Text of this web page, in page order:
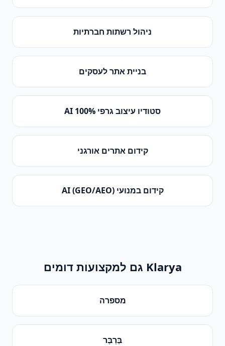
ניהול רשתות חברתיות
בניית אתר לעסקים
סטודיו עיצוב גרפי 100% AI
קידום אתרים אורגני
קידום במנועי AI (GEO/AEO)
Klarya גם למקצועות דומים
מספרה
בַּרְבֶּר